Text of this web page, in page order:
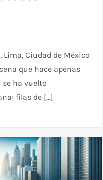
Lima, Ciudad de México
que hace apenas
ha vuelto
filas de […]